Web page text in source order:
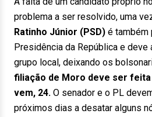
problema a ser resolvido, uma
Ratinho Júnior (PSD) é também
Presidência da República e deve
grupo local, deixando os
filiação de Moro deve ser
vem, 24. O senador e o PL
próximos dias a desatar alguns